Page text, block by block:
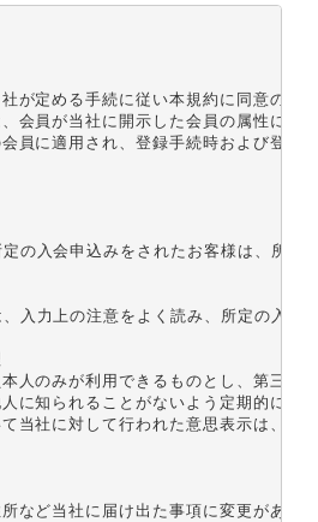
が定める手続に従い本規約に同意の上
会員が当社に開示した会員の属性に関
員に適用され、登録手続時および登録
の入会申込みをされたお客様は、所
入力上の注意をよく読み、所定の入
人のみが利用できるものとし、第三者
に知られることがないよう定期的に変
当社に対して行われた意思表示は、会
など当社に届け出た事項に変更があっ